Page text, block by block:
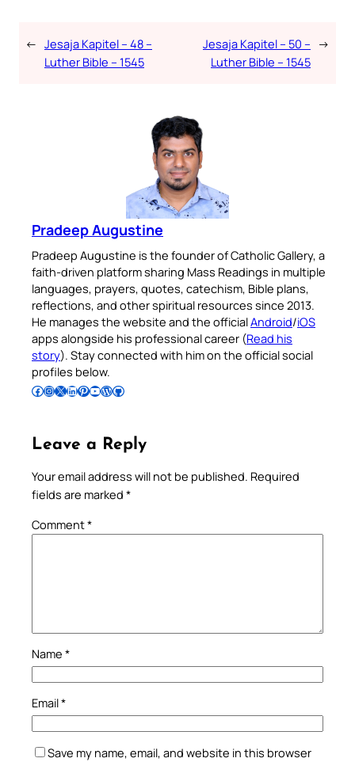
← Jesaja Kapitel – 48 –
Luther Bible – 1545
Jesaja Kapitel – 50 –
Luther Bible – 1545
→
Pradeep Augustine
Pradeep Augustine is the founder of Catholic Gallery, a
faith-driven platform sharing Mass Readings in multiple
languages, prayers, quotes, catechism, Bible plans,
reflections, and other spiritual resources since 2013.
He manages the website and the officialAndroid/iOS
apps alongside his professional career (Read his
story). Stay connected with him on the official social
profiles below.
Follow Pradeep on Facebook Follow Pradeep on InstagramFollow Pradeep on X Follow Pradeep on LinkedIn Follow Pradeep on Pinterest Subscribe to Pradeep’s Youtube Channel Follow Pradeep on WordPress Follow Pradeep on GitHub
Leave a Reply
Your email address will not be published. Required
fields are marked *
Comment*
Name *
Email*
Save my name, email, and website in this browser